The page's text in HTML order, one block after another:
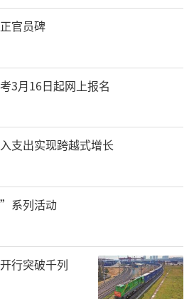
官员碑
3月16日起网上报名
支出实现跨越式增长
系列活动
行突破千列